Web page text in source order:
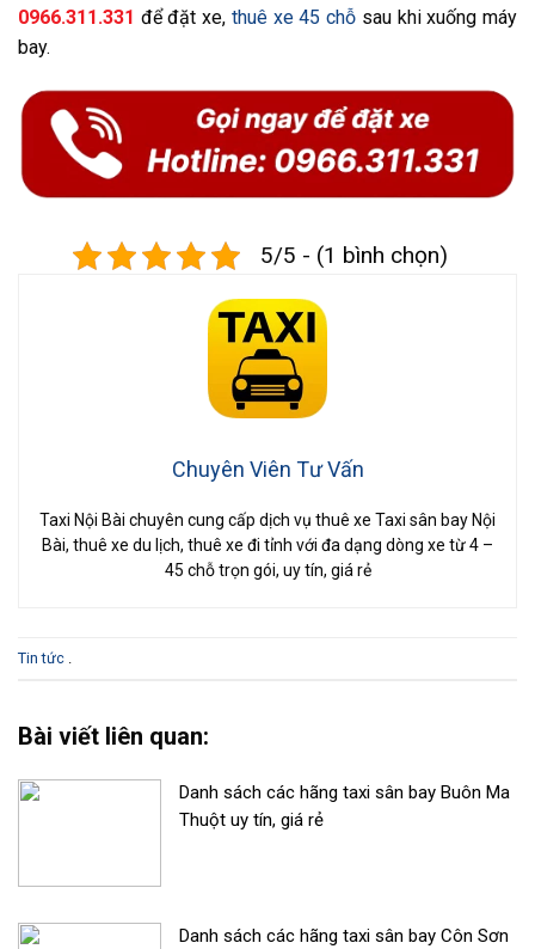
0966.311.331 để đặt xe, thuê xe 45 chỗ sau khi xuống máy
bay.
5/5 - (1 bình chọn)
Chuyên Viên Tư Vấn
Taxi Nội Bài chuyên cung cấp dịch vụ thuê xe Taxi sân bay Nội
Bài, thuê xe du lịch, thuê xe đi tỉnh với đa dạng dòng xe từ 4 –
45 chỗ trọn gói, uy tín, giá rẻ
Tin tức
Bài viết liên quan:
Danh sách các hãng taxi sân bay Buôn Ma
Thuột uy tín, giá rẻ
Danh sách các hãng taxi sân bay Côn Sơn